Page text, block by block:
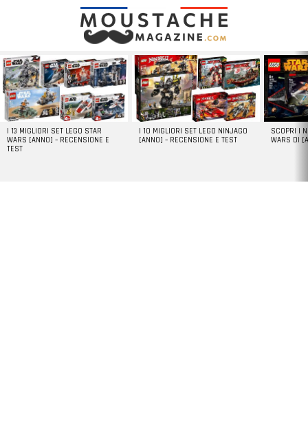
LATEST
STORIES
I 13 MIGLIORI SET LEGO STAR
WARS [ANNO] – RECENSIONE E
TEST
I 10 MIGLIORI SET LEGO NINJAGO
[ANNO] – RECENSIONE E TEST
SCOPRI I
WARS DI